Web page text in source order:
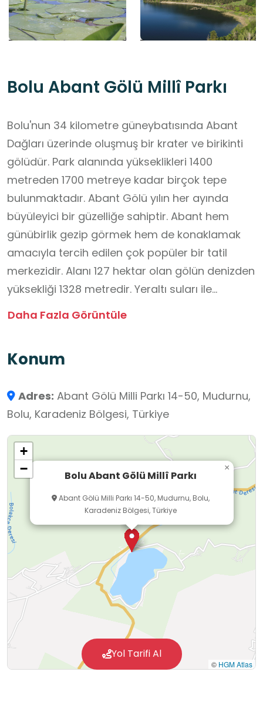
Bolu Abant Gölü Millî Parkı
Bolu'nun 34 kilometre güneybatısında Abant
Dağları üzerinde oluşmuş bir krater ve birikinti
gölüdür. Park alanında yükseklikleri 1400
metreden 1700 metreye kadar birçok tepe
bulunmaktadır. Abant Gölü yılın her ayında
büyüleyici bir güzelliğe sahiptir. Abant hem
günübirlik gezip görmek hem de konaklamak
amacıyla tercih edilen çok popüler bir tatil
merkezidir. Alanı 127 hektar olan gölün denizden
yüksekliği 1328 metredir. Yeraltı suları ile
beslenir. Derinliği 18 metredir. Abant Gölü ve
nedeniyle alanın 1196,5 hektarlık bölümü "Milli
Abant Gölü çevresi flora ve fauna bakımından
çok zengindir.
Daha Fazla Görüntüle
Konum
Adres: Abant Gölü Milli Parkı 14-50, Mudurnu,
Bolu, Karadeniz Bölgesi, Türkiye
Bolu Abant Gölü Millî Parkı
Abant Gölü Milli Parkı 14-50, Mudurnu, Bolu,
Karadeniz Bölgesi, Türkiye
×
+
−
© HGM Atlas
Yol Tarifi Al